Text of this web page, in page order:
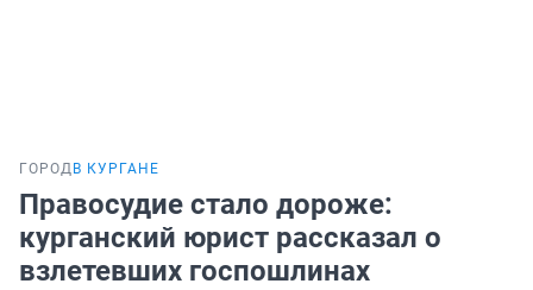
ГОРОД В КУРГАНЕ
Правосудие стало дороже:
курганский юрист рассказал о
взлетевших госпошлинах